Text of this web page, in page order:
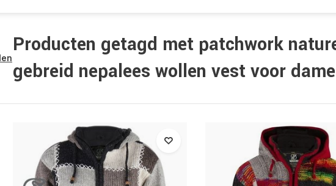
Producten getagd met patchwork
gebreid nepalees wollen vest voor